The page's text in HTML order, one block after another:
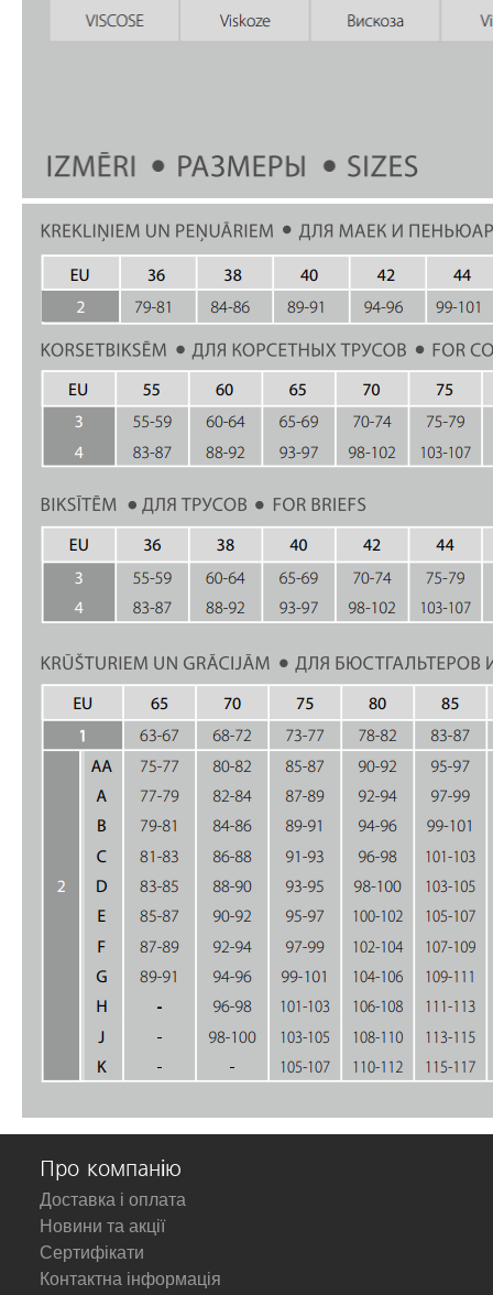
Про компанію
Доставка і оплата
Новини та акції
Сертифікати
Контактна інформація